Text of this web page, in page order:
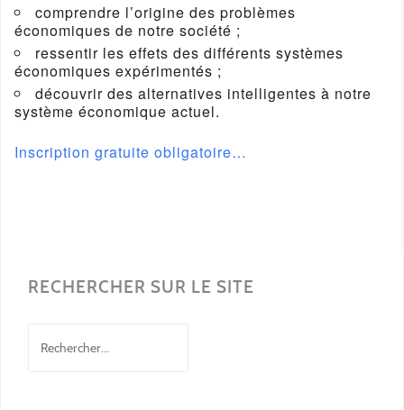
comprendre l’origine des problèmes
économiques de notre société ;
ressentir les effets des différents systèmes
économiques expérimentés ;
découvrir des alternatives intelligentes à notre
système économique actuel.
Inscription gratuite obligatoire…
RECHERCHER SUR LE SITE